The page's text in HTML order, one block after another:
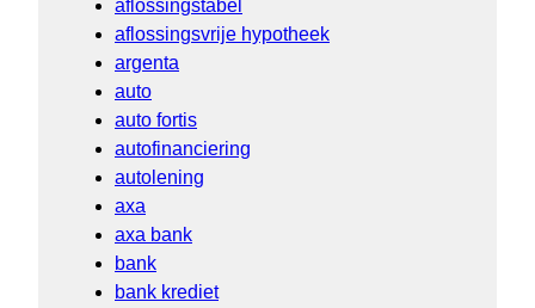
aflossingstabel
aflossingsvrije hypotheek
argenta
auto
auto fortis
autofinanciering
autolening
axa
axa bank
bank
bank krediet